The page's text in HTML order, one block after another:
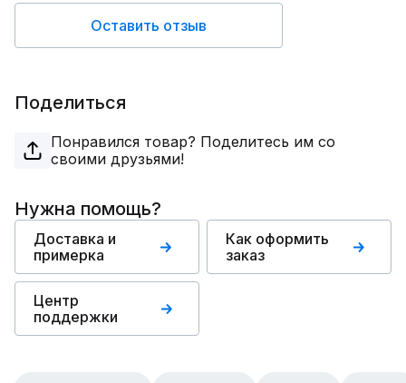
Оставить отзыв
Поделиться
Понравился товар? Поделитесь им со
своими друзьями!
Нужна помощь?
Доставка и
примерка
Как оформить
заказ
Центр
поддержки